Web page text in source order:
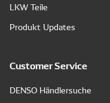
LKW Teile
Produkt Updates
Customer Service
DENSO Händlersuche